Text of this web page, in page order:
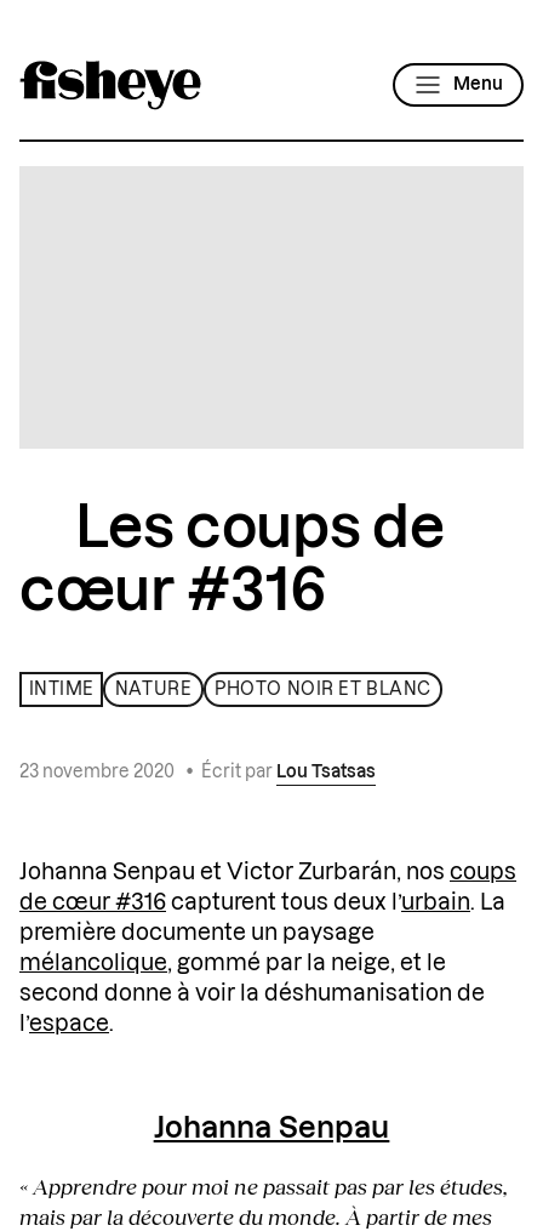
Menu
Les coups de
cœur #316
INTIME NATURE PHOTO NOIR ET BLANC
23 novembre 2020 • Écrit par Lou Tsatsas
Johanna Senpau et Victor Zurbarán, nos coups
de cœur #316 capturent tous deux l’urbain. La
première documente un paysage
mélancolique, gommé par la neige, et le
second donne à voir la déshumanisation de
l’espace.
Johanna Senpau
« Apprendre pour moi ne passait pas par les études,
mais par la découverte du monde. À partir de mes